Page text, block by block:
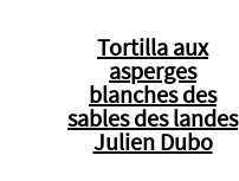
Tortilla aux
asperges
blanches des
sables des landes
Julien Dubo